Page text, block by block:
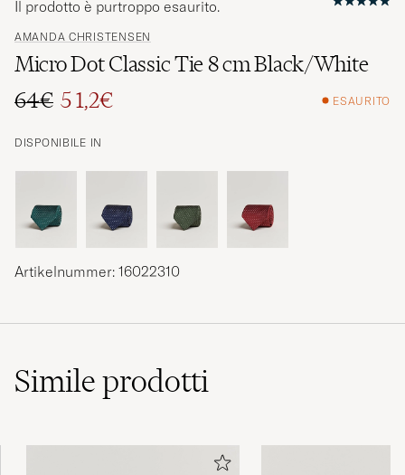
AMANDA CHRISTENSEN
Micro Dot Classic Tie 8 cm Black/White
Prezzo ordinario
64€
Prezzo ridotto
5 1,2€ ESAURITO
DISPONIBILE IN
Il prodotto è purtroppo esaurito.
Artikelnummer: 16022310
Simileprodotti